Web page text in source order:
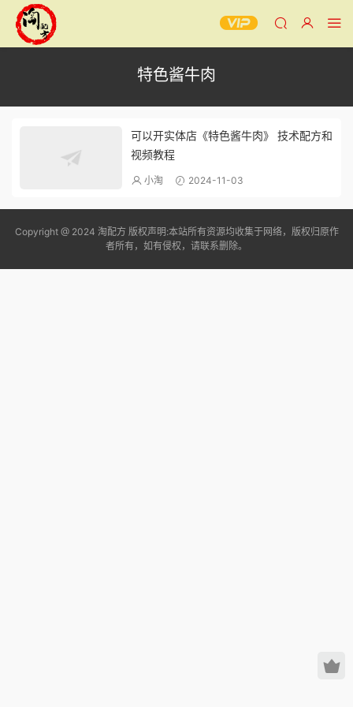
特色酱牛肉
可以开实体店《特色酱牛肉》 技术配方和
视频教程
小淘 2024-11-03
Copyright @ 2024 淘配方 版权声明:本站所有资源均收集于网络，版权归原作
者所有，如有侵权，请联系删除。